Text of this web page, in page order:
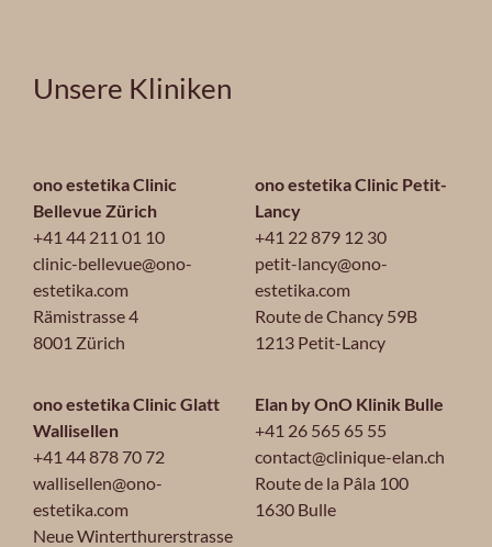
Unsere Kliniken
ono estetika Clinic
Bellevue Zürich
+41 44 211 01 10
clinic-bellevue@ono-
estetika.com
Rämistrasse 4
8001 Zürich
ono estetika Clinic Glatt
Wallisellen
+41 44 878 70 72
wallisellen@ono-
estetika.com
Neue Winterthurerstrasse
ono estetika Clinic Petit-
Lancy
+41 22 879 12 30
petit-lancy@ono-
estetika.com
Route de Chancy 59B
1213 Petit-Lancy
Elan by OnO Klinik Bulle
+41 26 565 65 55
contact@clinique-elan.ch
Route de la Pâla 100
1630 Bulle